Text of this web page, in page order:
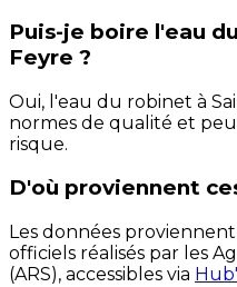
Puis-je boire l'eau
Feyre ?
Oui, l'eau du robinet à
normes de qualité et
risque.
D'où proviennent
Les données
officiels réalisés par les
(ARS), accessibles via